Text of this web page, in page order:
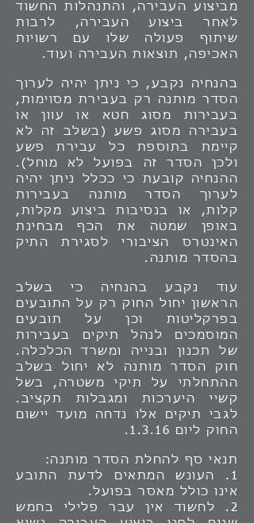
מביצוע העבירה, והתנהלות החשוד
לאחר ביצוע העבירה, לרבות
שיתוף פעולה שלו עם רשויות
האכיפה, תוצאות העבירה ועוד.
בהנחיה נקבע, כי ניתן יהיה לערוך
הסדר מותנה רק בעבירת מסוימות,
בעבירות מסוג חטא או עוון או
בעבירה מסוג פשע (בשלב זה לא
קיימת בתוספת כל עבירת פשע
ולכן הסדר זה בפועל לא מוחל).
ההנחיה קובעת כי ככלל ניתן יהיה
לערוך הסדר מותנה בעבירות
קלות, או בנסיבות ביצוע מקלות,
באופן שמטה את הכף מבחינת
האינטרס הציבורי לסגירת התיק
בהסדר מותנה.
עוד נקבע בהנחיה כי בשלב
הראשון יחול החוק רק על התובעים
בפרקליטות וכן על תובעים
המוסמכים לנהל תיקים בעבירות
של תכנון ובנייה ומשרד הכלכלה.
חוק הסדר מותנה לא יחול בשלב
ההתחלתי על תיקי משטרה, בשל
קשיי היערכות ומגבלות תקציב.
לגבי תיקים אלו נדחה מועד יישום
החוק ליום 1.3.16.
תנאי סף להחלת הסדר מותנה:
1.
העונש המתאים לדעת התובע
אינו כולל מאסר בפועל.
2.
לחשוד אין עבר פלילי בחמש